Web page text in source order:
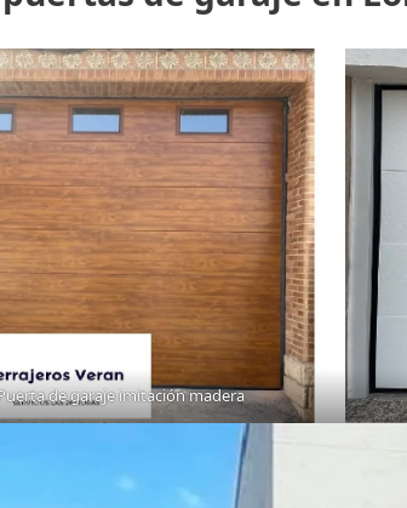
de garaje imitación madera